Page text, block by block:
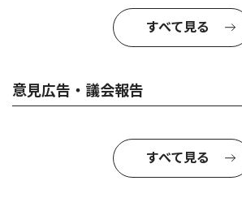
すべて見る
意見広告・議会報告
すべて見る